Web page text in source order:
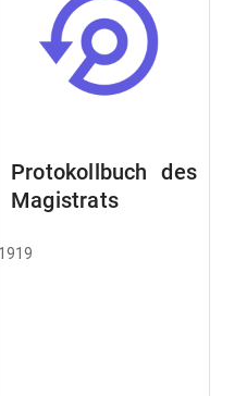
Protokollbuch des
Magistrats
1919